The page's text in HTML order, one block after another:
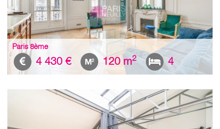
Paris 8ème
4 430 € 120 m2 4